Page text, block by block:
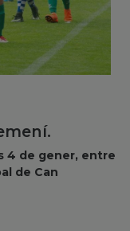
4 de gener, entre
de Can